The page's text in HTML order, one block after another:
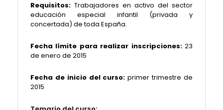
Requisitos: Trabajadores en activo del sector
educación especial infantil (privada y
concertada) de toda España.
Fecha límite para realizar inscripciones:23
de enero de 2015
Fecha de inicio del curso: primer trimestre de
2015